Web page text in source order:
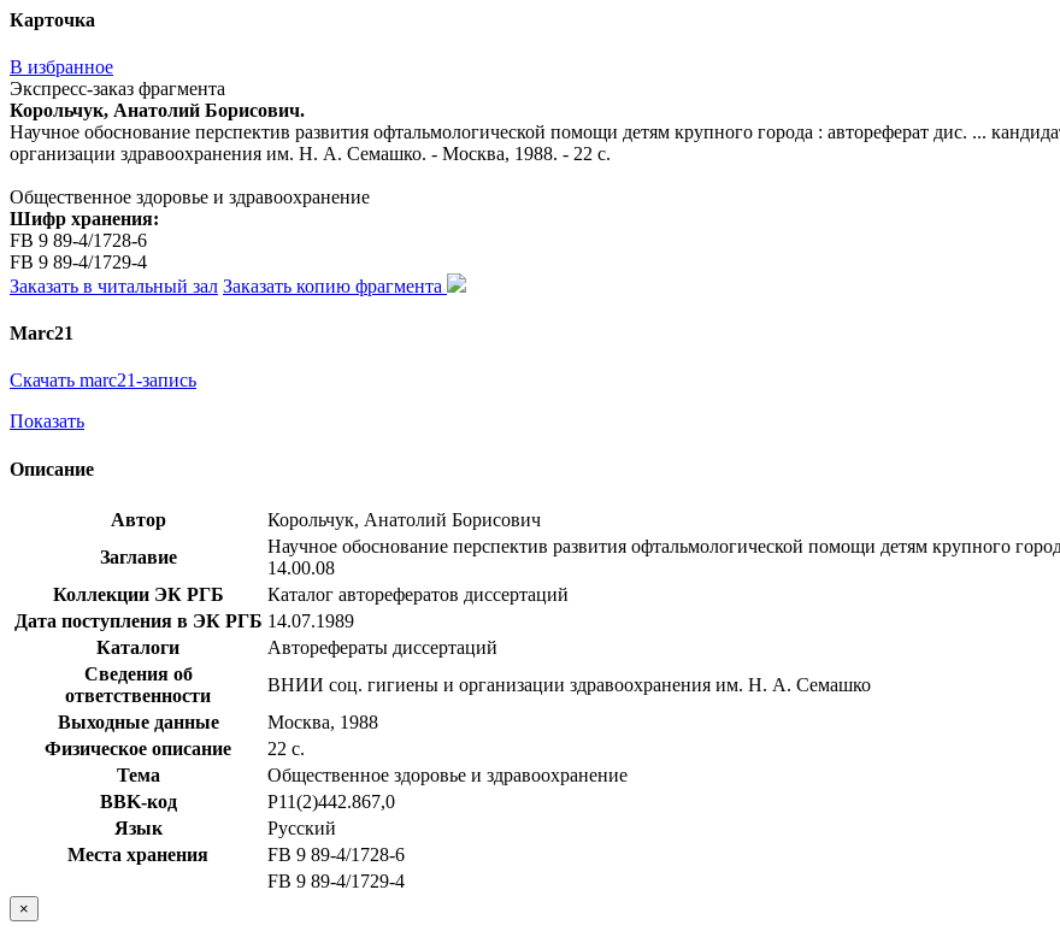
Карточка
В избранное
Экспресс-заказ фрагмента
Корольчук, Анатолий Борисович.
Научное обоснование перспектив развития офтальмологической помощи детям крупного города : автореферат дис. ...
организации здравоохранения им. Н. А. Семашко. - Москва, 1988. - 22 с.
Общественное здоровье и здравоохранение
Шифр хранения:
FB 9 89-4/1728-6
FB 9 89-4/1729-4
Заказать в читальный зал Заказать копию фрагмента
Marc21
Скачать marc21-запись
Показать
Описание
Автор
Корольчук, Анатолий Борисович
Заглавие
Научное обоснование перспектив развития офтальмологической помощи детям крупного
14.00.08
Коллекции ЭК РГБ
Каталог авторефератов диссертаций
Дата поступления в ЭК РГБ 14.07.1989
Каталоги
Авторефераты диссертаций
Сведения об
ответственности
ВНИИ соц. гигиены и организации здравоохранения им. Н. А. Семашко
Выходные данные
Москва, 1988
Физическое описание
22 с.
Тема
Общественное здоровье и здравоохранение
BBK-код
Р11(2)442.867,0
Язык
Русский
Места хранения
FB 9 89-4/1728-6
FB 9 89-4/1729-4
×